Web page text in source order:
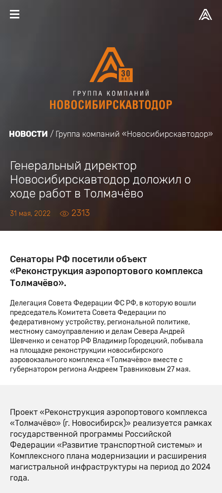
НОВОСТИ Группа компаний «Новосибирскавтодор»
Генеральный директор
Новосибирскавтодор доложил о
ходе работ в Толмачёво
31 мая, 2022 2313
Сенаторы РФ посетили объект
«Реконструкция аэропортового комплекса
Толмачёво».
Делегация Совета Федерации ФС РФ, в которую вошли
председатель Комитета Совета Федерации по
федеративному устройству, региональной политике,
местному самоуправлению и делам Севера Андрей
Шевченко и сенатор РФ Владимир Городецкий, побывала
на площадке реконструкции новосибирского
аэровокзального комплекса «Толмачёво» вместе с
губернатором региона Андреем Травниковым 27 мая.
Проект «Реконструкция аэропортового комплекса
«Толмачёво» (г. Новосибирск)» реализуется рамках
государственной программы Российской
Федерации «Развитие транспортной системы» и
Комплексного плана модернизации и расширения
магистральной инфраструктуры на период до 2024
года.